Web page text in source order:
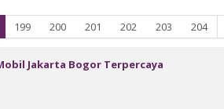
198
199Página 199
200Página 200
201 Página 201
202 Página 202
203 Página 203
204
Jakarta Bogor Terpercaya